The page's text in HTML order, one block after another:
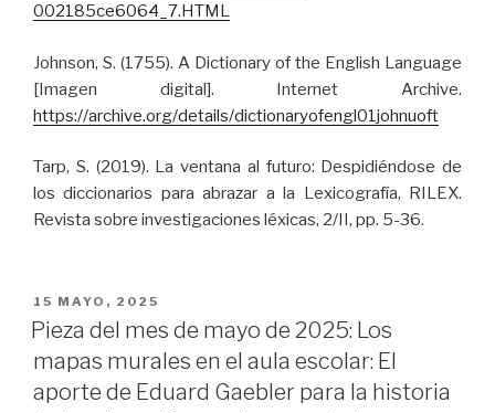
002185ce6064_7.HTML
Johnson, S. (1755). A Dictionary of the English Language
[Imagen digital]. Internet Archive.
https://archive.org/details/dictionaryofengl01johnuoft
Tarp, S. (2019). La ventana al futuro: Despidiéndose de
los diccionarios para abrazar a la Lexicografía, RILEX.
Revista sobre investigaciones léxicas, 2/II, pp. 5-36.
PUBLICADO
EL
15 MAYO, 2025
Pieza del mes de mayo de 2025: Los
mapas murales en el aula escolar: El
aporte de Eduard Gaebler para la historia